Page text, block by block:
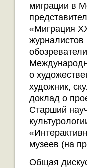
миграции в
«Миграция
журналистов
о
художник,
доклад о
Старший
музеев (на
Общая